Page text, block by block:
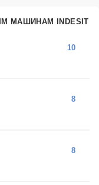
МАШИНАМ INDESIT
10
8
8